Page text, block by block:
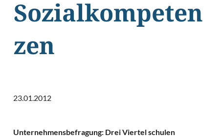
Sozialkompeten
zen
23.01.2012
Unternehmensbefragung: Drei Viertel schulen